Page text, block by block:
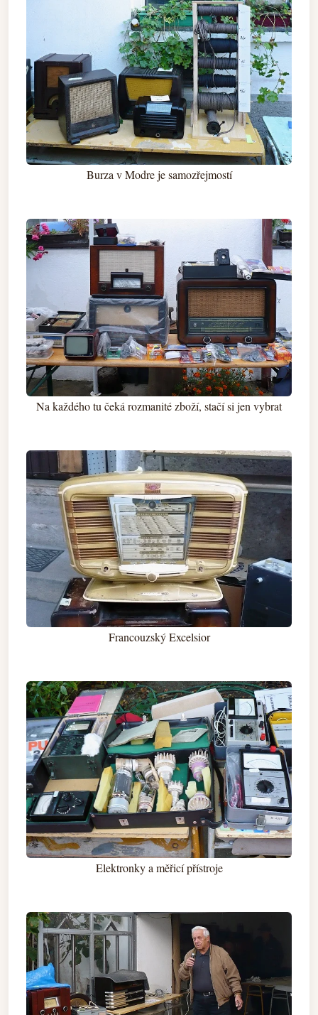
Burza v Modre je samozřejmostí
Na každého tu čeká rozmanité zboží, stačí si jen vybrat
Francouzský Excelsior
Elektronky a měřicí přístroje